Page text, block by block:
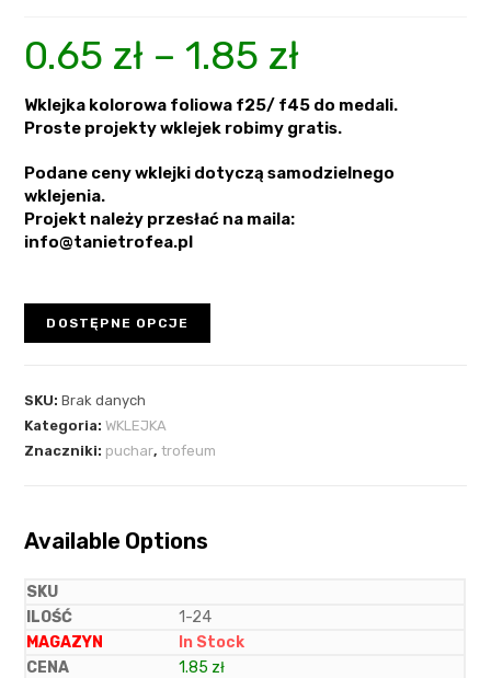
0.65 zł – 1.85 zł
Wklejka kolorowa foliowa f25/ f45 do medali.
Proste projekty wklejek robimy gratis.
Podane ceny wklejki dotyczą samodzielnego
wklejenia.
Projekt należy przesłać na maila:
info@tanietrofea.pl
DOSTĘPNE OPCJE
SKU:Brak danych
Kategoria:WKLEJKA
Znaczniki: puchar,trofeum
Available Options
1-24
In Stock
1.85 zł